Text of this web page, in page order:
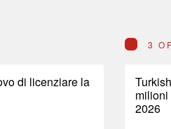
di licenziare la
3
2026